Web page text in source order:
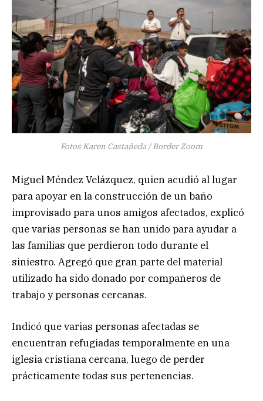
Fotos Karen Castañeda / Border Zoom
Miguel Méndez Velázquez, quien acudió al lugar
para apoyar en la construcción de un baño
improvisado para unos amigos afectados, explicó
que varias personas se han unido para ayudar a
las familias que perdieron todo durante el
siniestro. Agregó que gran parte del material
utilizado ha sido donado por compañeros de
trabajo y personas cercanas.
Indicó que varias personas afectadas se
encuentran refugiadas temporalmente en una
iglesia cristiana cercana, luego de perder
prácticamente todas sus pertenencias.